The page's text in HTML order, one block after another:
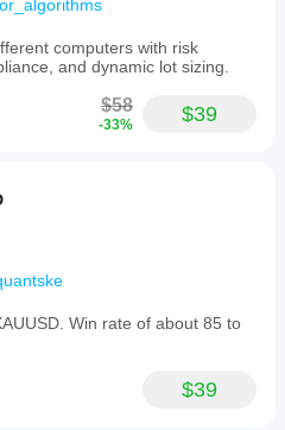
computers with risk
and dynamic lot sizing.
$58
-33% $39
Win rate of about 85 to
$39